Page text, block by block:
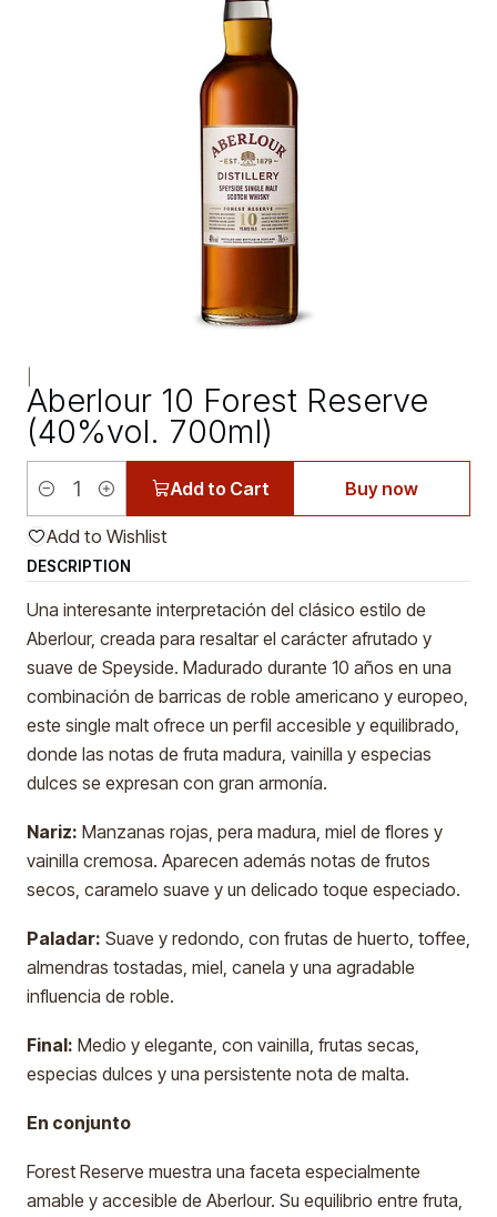
Aberlour 10 Forest Reserve
(40%vol. 700ml)
Quantity
Add to Cart Buy now
Add to Wishlist
DESCRIPTION
Una interesante interpretación del clásico estilo de
Aberlour, creada para resaltar el carácter afrutado y
suave de Speyside. Madurado durante 10 años en una
combinación de barricas de roble americano y europeo,
este single malt ofrece un perfil accesible y equilibrado,
donde las notas de fruta madura, vainilla y especias
dulces se expresan con gran armonía.
Nariz: Manzanas rojas, pera madura, miel de flores y
vainilla cremosa. Aparecen además notas de frutos
secos, caramelo suave y un delicado toque especiado.
Paladar: Suave y redondo, con frutas de huerto, toffee,
almendras tostadas, miel, canela y una agradable
influencia de roble.
Final: Medio y elegante, con vainilla, frutas secas,
especias dulces y una persistente nota de malta.
En conjunto
Forest Reserve muestra una faceta especialmente
amable y accesible de Aberlour. Su equilibrio entre fruta,